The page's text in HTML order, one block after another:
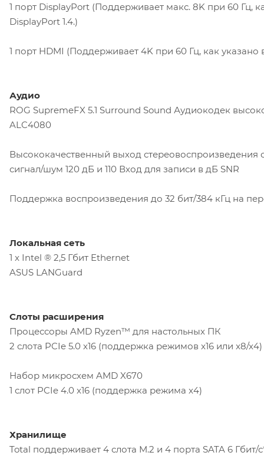
1 порт DisplayPort (Поддерживает макс. 8K при 60 Гц,
DisplayPort 1.4.)
1 порт HDMI (Поддерживает 4K при 60 Гц, как указано
Аудио
ROG SupremeFX 5.1 Surround Sound Аудиокодек
ALC4080
Высококачественный выход стереовоспроизведения
сигнал/шум 120 дБ и 110 Вход для записи в дБ SNR
Поддержка воспроизведения до 32 бит/384 кГц на
Локальная сеть
1 x Intel ® 2,5 Гбит Ethernet
ASUS LANGuard
Слоты расширения
Процессоры AMD Ryzen™ для настольных ПК
2 слота PCIe 5.0 x16 (поддержка режимов x16 или x8/x4)
Набор микросхем AMD X670
1 слот PCIe 4.0 x16 (поддержка режима x4)
Хранилище
Total поддерживает 4 слота M.2 и 4 порта SATA 6 Гбит/